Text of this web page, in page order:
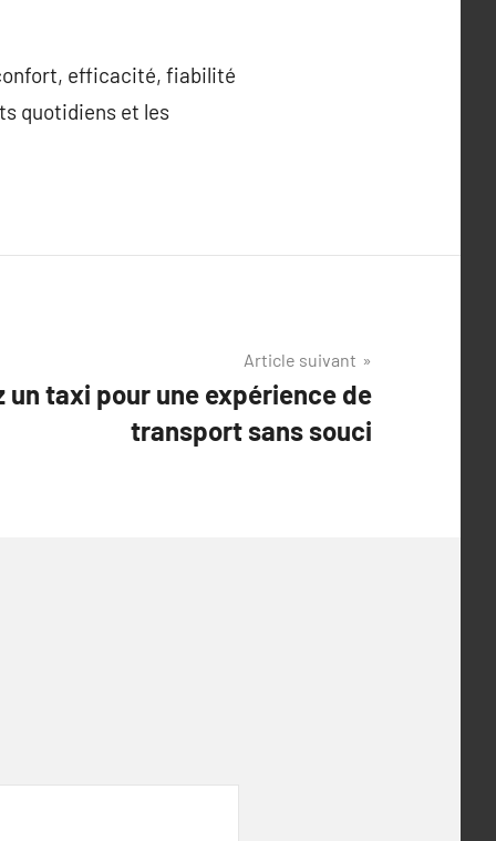
efficacité, fiabilité
quotidiens et les
Article suivant
un taxi pour une expérience de
transport sans souci